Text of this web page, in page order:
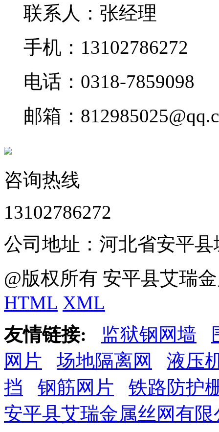
联系人：张经理
手机：13102786272
电话：0318-7859098
邮箱：
咨询热线
13102786272
公司地址：河北省安平
@版权所有 安平县艾瑞
HTML XML
友情链接:
监狱钢网墙
网片
场地隔离网
液压
挡
钢筋网片
铁路防护
安平县艾瑞金属丝网有限